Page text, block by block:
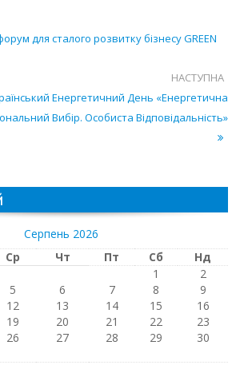
для сталого розвитку бізнесу GREEN
НАСТУПНА
Енергетичний День «Енергетична
Вибір. Особиста Відповідальність»
Серпень 2026
Ср Чт Пт Сб Нд
1
2
5 6 7 8
9
12 13 14 15
16
19 20 21 22
23
26 27 28 29
30